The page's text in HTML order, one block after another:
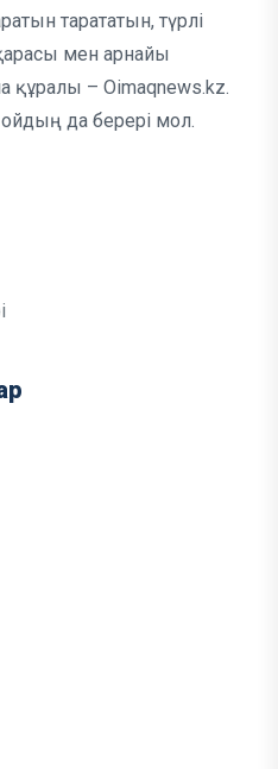
тарататын, түрлі
мен арнайы
құралы – Oimaqnews.kz.
да берері мол.